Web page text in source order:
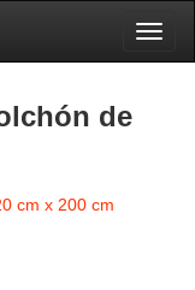
de
cm x 200 cm